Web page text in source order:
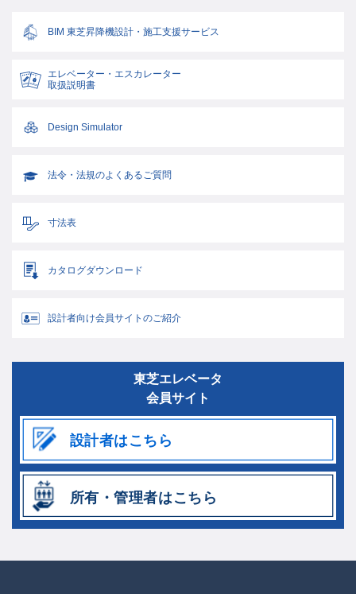
BIM 東芝昇降機設計・施工支援サービス
エレベーター・エスカレーター
取扱説明書
Design Simulator
法令・法規のよくあるご質問
寸法表
カタログダウンロード
設計者向け会員サイトのご紹介
東芝エレベータ
会員サイト